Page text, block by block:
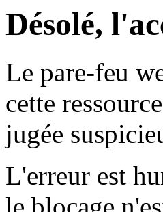
Désolé,
Le pare-feu
cette
jugée
L'erreur est